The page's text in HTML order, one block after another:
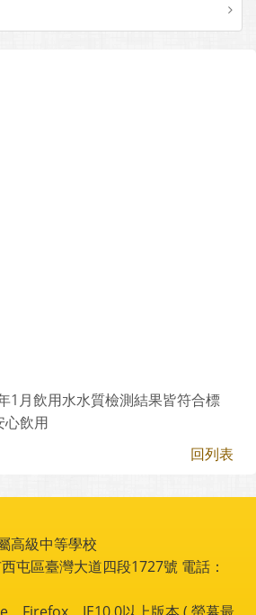
1月飲用水水質檢測結果皆符合標
心飲用
回列表
高級中等學校
屯區臺灣大道四段1727號 電話：